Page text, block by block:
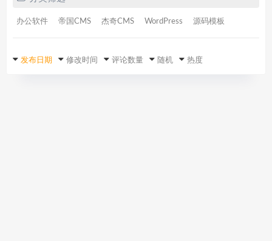
办公软件 帝国CMS 杰奇CMS WordPress 源码模板
发布日期 修改时间 评论数量 随机 热度